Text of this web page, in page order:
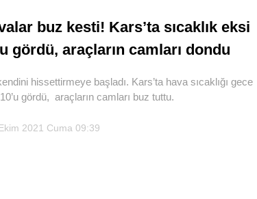
buz kesti! Kars’ta sıcaklık eksi
gördü, araçların camları dondu
hissettirmeye başladı. Kars’ta hava sıcaklığı gece
gördü, araçların camları buz tuttu.
2021 Cuma 09:39